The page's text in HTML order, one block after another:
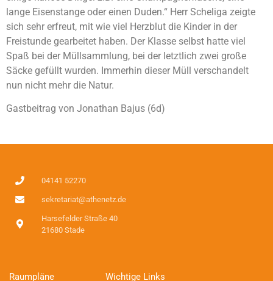
lange Eisenstange oder einen Duden.“ Herr Scheliga zeigte
sich sehr erfreut, mit wie viel Herzblut die Kinder in der
Freistunde gearbeitet haben. Der Klasse selbst hatte viel
Spaß bei der Müllsammlung, bei der letztlich zwei große
Säcke gefüllt wurden. Immerhin dieser Müll verschandelt
nun nicht mehr die Natur.
Gastbeitrag von Jonathan Bajus (6d)
04141 52270
sekretariat@athenetz.de
Harsefelder Straße 40
21680 Stade
Raumpläne
Wichtige Links